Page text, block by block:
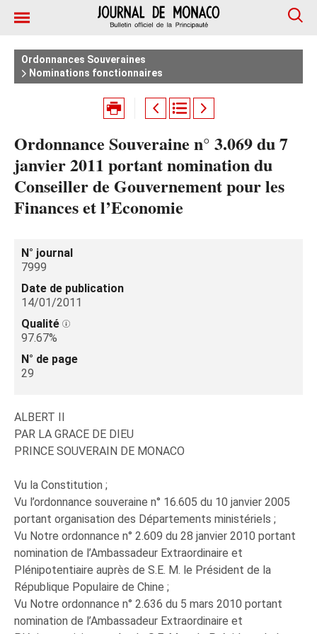
Ordonnances Souveraines
Nominations fonctionnaires
Ordonnance Souveraine n° 3.069 du 7
janvier 2011 portant nomination du
Conseiller de Gouvernement pour les
Finances et l’Economie
N° journal
7999
Date de publication
14/01/2011
Qualité
97.67%
N° de page
29
ALBERT II
PAR LA GRACE DE DIEU
PRINCE SOUVERAIN DE MONACO
Vu la Constitution ;
Vu l’ordonnance souveraine n° 16.605 du 10 janvier 2005
portant organisation des Départements ministériels ;
Vu Notre ordonnance n° 2.609 du 28 janvier 2010 portant
nomination de l’Ambassadeur Extraordinaire et
Plénipotentiaire auprès de S.E. M. le Président de la
République Populaire de Chine ;
Vu Notre ordonnance n° 2.636 du 5 mars 2010 portant
nomination de l’Ambassadeur Extraordinaire et